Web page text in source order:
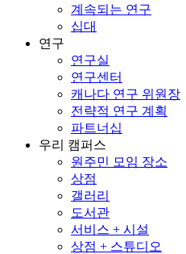
계속되는 연구
십대
연구
연구실
연구센터
캐나다 연구 위원장
전략적 연구 계획
파트너십
우리 캠퍼스
원주민 모임 장소
상점
갤러리
도서관
서비스 + 시설
상점 + 스튜디오